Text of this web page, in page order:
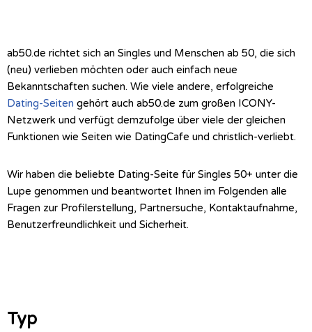
ab50.de richtet sich an Singles und Menschen ab 50, die sich
(neu) verlieben möchten oder auch einfach neue
Bekanntschaften suchen. Wie viele andere, erfolgreiche
Dating-Seiten gehört auch ab50.de zum großen ICONY-
Netzwerk und verfügt demzufolge über viele der gleichen
Funktionen wie Seiten wie DatingCafe und christlich-verliebt.
Wir haben die beliebte Dating-Seite für Singles 50+ unter die
Lupe genommen und beantwortet Ihnen im Folgenden alle
Fragen zur Profilerstellung, Partnersuche, Kontaktaufnahme,
Benutzerfreundlichkeit und Sicherheit.
Typ